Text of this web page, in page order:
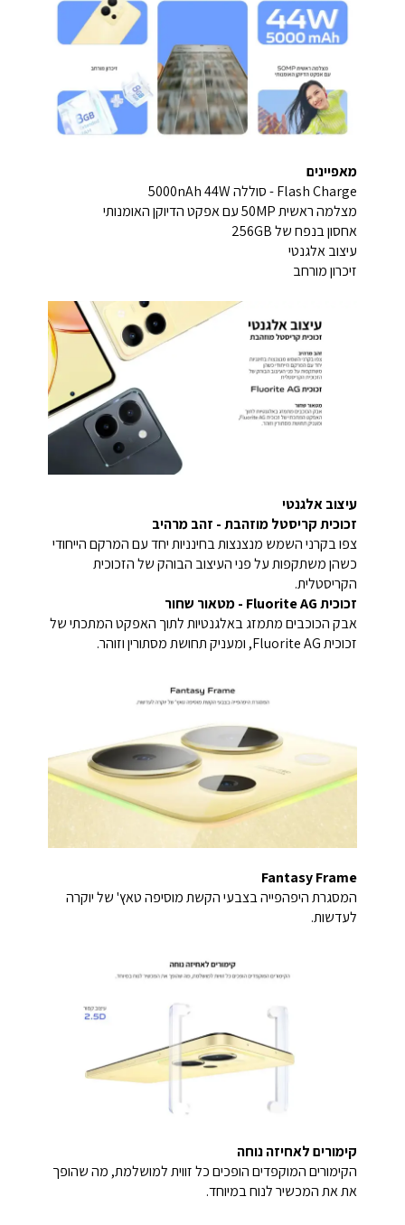
מאפיינים
Flash Charge - סוללה 5000nAh 44W
מצלמה ראשית 50MP עם אפקט הדיוקן האומנותי
אחסון בנפח של 256GB
עיצוב אלגנטי
זיכרון מורחב
עיצוב אלגנטי
זכוכית קריסטל מוזהבת - זהב מרהיב
צפו בקרני השמש מנצנצות בחינניות יחד עם המרקם הייחודי
כשהן משתקפות על פני העיצוב הבוהק של הזכוכית
הקריסטלית.
זכוכית Fluorite AG - מטאור שחור
אבק הכוכבים מתמזג באלגנטיות לתוך האפקט המתכתי של
זכוכית Fluorite AG, ומעניק תחושת מסתורין וזוהר.
Fantasy Frame
המסגרת היפהפייה בצבעי הקשת מוסיפה טאץ' של יוקרה
לעדשות.
קימורים לאחיזה נוחה
הקימורים המוקפדים הופכים כל זווית למושלמת, מה שהופך
את את המכשיר לנוח במיוחד.